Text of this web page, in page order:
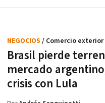
Brasil pierde
mercado
crisis con Lula
NEGOCIOS / Comercio exterior